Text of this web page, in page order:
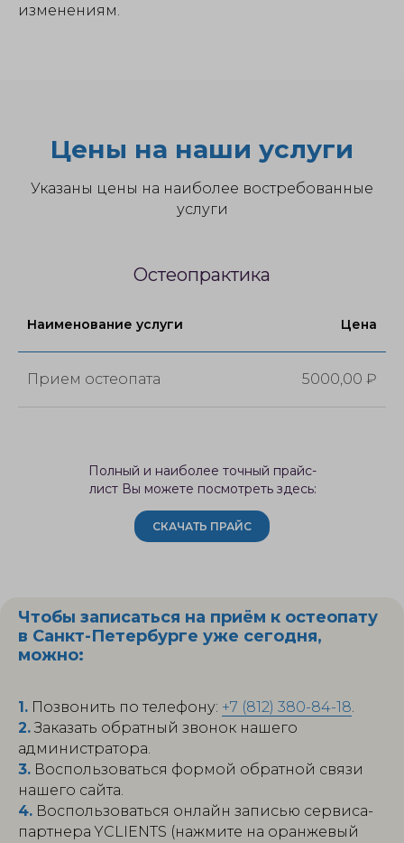
изменениям.
Цены на наши услуги
Указаны цены на наиболее востребованные
услуги
Остеопрактика
Наименование услуги Цена
Прием остеопата 5000,00 ₽
Полный и наиболее точный прайс-
лист Вы можете посмотреть здесь:
СКАЧАТЬ ПРАЙС
Чтобы записаться на приём к остеопату
в Санкт-Петербурге уже сегодня,
можно:
1. Позвонить по телефону: +7 (812) 380-84-18.
2.Заказать обратный звонок нашего
администратора.
3. Воспользоваться формой обратной связи
нашего сайта.
4. Воспользоваться онлайн записью сервиса-
партнера YCLIENTS (нажмите на оранжевый